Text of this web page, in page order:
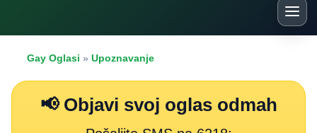
Gay Oglasi » Upoznavanje
📢 Objavi svoj oglas odmah